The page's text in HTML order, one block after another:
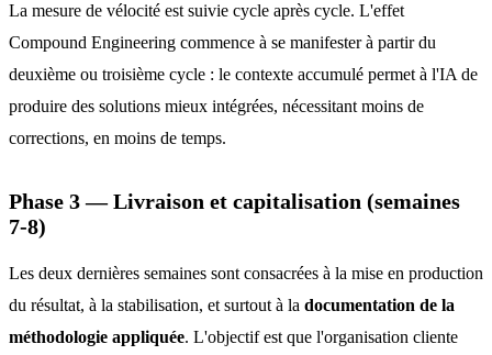
La mesure de vélocité est suivie cycle après cycle. L'effet
Compound Engineering commence à se manifester à partir du
deuxième ou troisième cycle : le contexte accumulé permet à l'IA de
produire des solutions mieux intégrées, nécessitant moins de
corrections, en moins de temps.
Phase 3 — Livraison et capitalisation (semaines
7-8)
Les deux dernières semaines sont consacrées à la mise en production
du résultat, à la stabilisation, et surtout à la documentation de la
méthodologie appliquée. L'objectif est que l'organisation cliente